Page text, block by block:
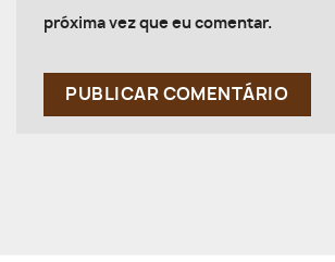
próxima vez que eu comentar.